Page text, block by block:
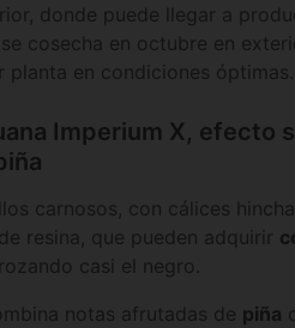
donde puede llegar a
cosecha en octubre en
en condiciones óptimas.
Imperium X, efecto
carnosos, con cálices
resina, que pueden adquirir
casi el negro.
notas afrutadas de piña